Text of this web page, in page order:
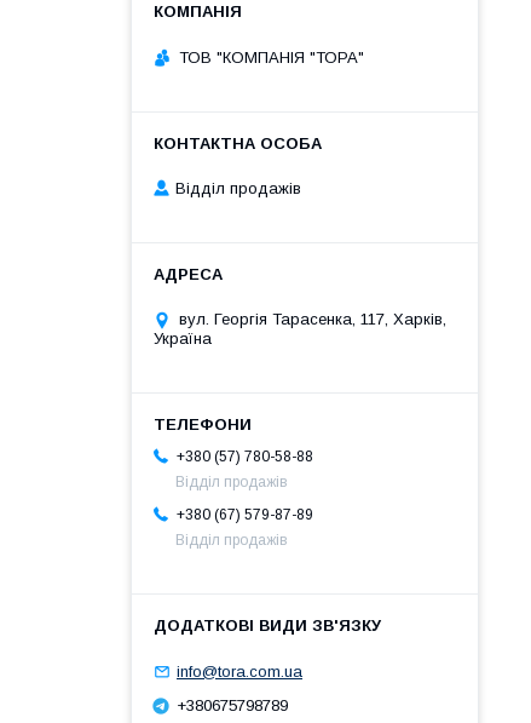
ТОВ "КОМПАНІЯ "ТОРА"
Відділ продажів
вул. Георгія Тарасенка, 117, Харків,
Україна
+380 (57) 780-58-88
Відділ продажів
+380 (67) 579-87-89
Відділ продажів
info@tora.com.ua
+380675798789